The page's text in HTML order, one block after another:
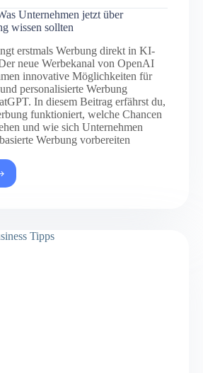
Unternehmen jetzt über
wissen sollten
erstmals Werbung direkt in KI-
neue Werbekanal von OpenAI
innovative Möglichkeiten für
personalisierte Werbung
In diesem Beitrag erfährst du,
funktioniert, welche Chancen
und wie sich Unternehmen
Werbung vorbereiten